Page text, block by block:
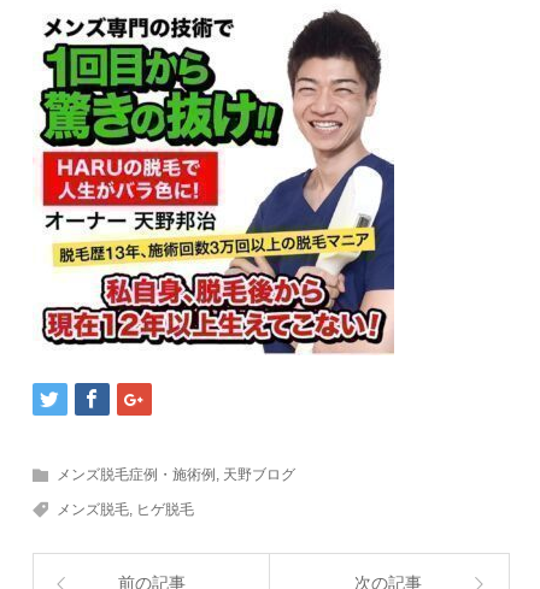
メンズ脱毛症例・施術例 , 天野ブログ
メンズ脱毛, ヒゲ脱毛
前の記事 次の記事